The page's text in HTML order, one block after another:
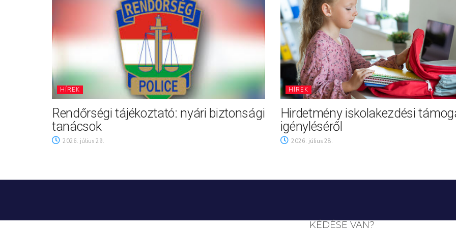
HÍREK
Rendőrségi tájékoztató: nyári biztonsági
tanácsok
2026. július 29.
HÍREK
Hirdetmény iskolakezdési
igényléséről
2026. július 28.
KÉDÉSE VAN?